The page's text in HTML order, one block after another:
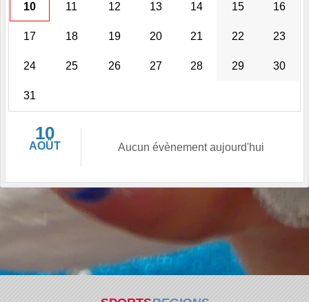
10 11 12 13 14 15 16
17 18 19 20 21 22 23
24 25 26 27 28 29 30
31
10
AOÛT Aucun évènement aujourd'hui